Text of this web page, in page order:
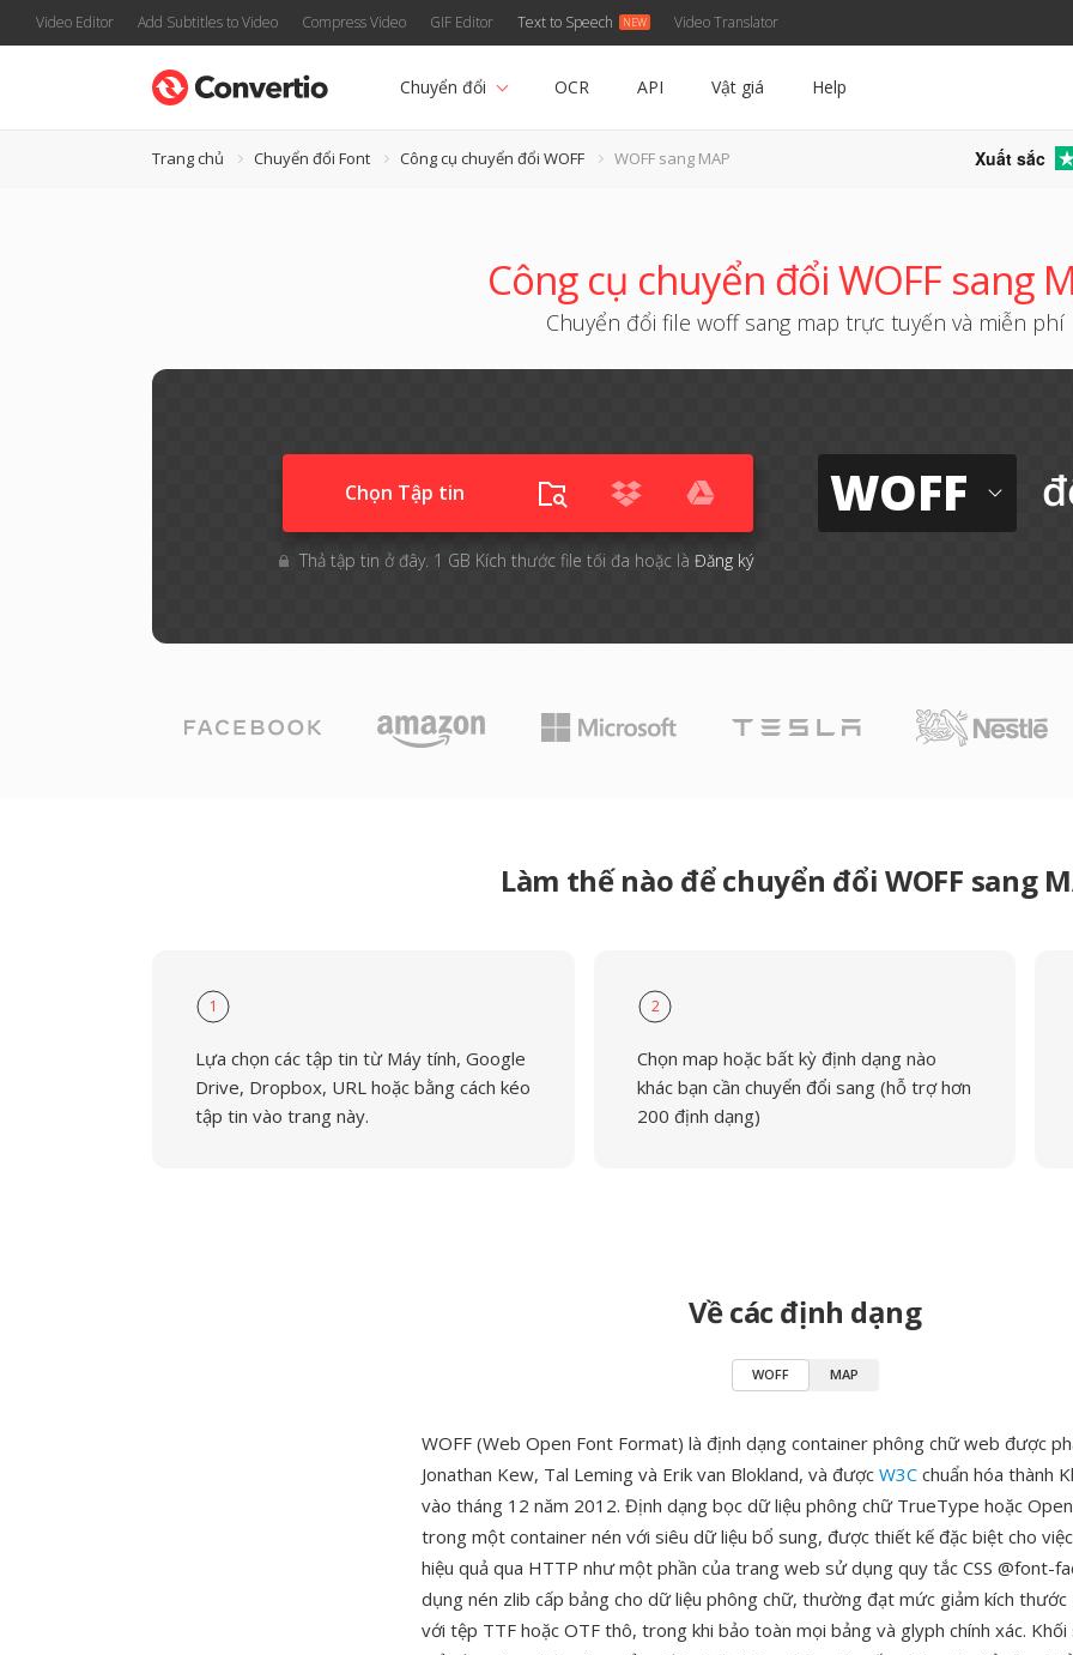
Video Editor Add Subtitles to Video Compress Video GIF Editor Text to Speech Video Translator
Chuyển đổi OCR API Vật giá Help
Trang chủ Chuyển đổi Font Công cụ chuyển đổi WOFF WOFF sang MAP Xuất sắc
Công cụ chuyển đổi WOFF sang
Chuyển đổi file woff sang map trực tuyến và miễn phí
Chọn Tập tin
Thả tập tin ở đây. 1 GB Kích thước file tối đa hoặc là Đăng ký
WOFF
Làm thế nào để chuyển đổi WOFF sang
1
Lựa chọn các tập tin từ Máy tính, Google
Drive, Dropbox, URL hoặc bằng cách kéo
tập tin vào trang này.
2
Chọn map hoặc bất kỳ định dạng nào
khác bạn cần chuyển đổi sang (hỗ trợ hơn
200 định dạng)
Về các định dạng
WOFF MAP
WOFF (Web Open Font Format) là định dạng container phông chữ web được
Jonathan Kew, Tal Leming và Erik van Blokland, và được W3C chuẩn hóa thành
vào tháng 12 năm 2012. Định dạng bọc dữ liệu phông chữ TrueType hoặc
trong một container nén với siêu dữ liệu bổ sung, được thiết kế đặc biệt cho
hiệu quả qua HTTP như một phần của trang web sử dụng quy tắc CSS @font-
dụng nén zlib cấp bảng cho dữ liệu phông chữ, thường đạt mức giảm kích
với tệp TTF hoặc OTF thô, trong khi bảo toàn mọi bảng và glyph chính xác. Khối